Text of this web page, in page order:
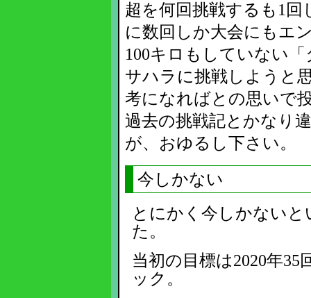
超を何回挑戦するも1
に数回しか大会にもエ
100キロもしていない
サハラに挑戦しようと
考になればとの思いで
過去の挑戦記とかなり
が、おゆるし下さい。
今しかない
とにかく今しかない
た。
当初の目標は2020年
ック。